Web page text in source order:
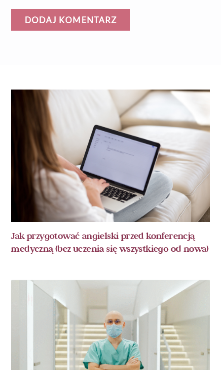
Jak przygotować angielski przed konferencją
medyczną (bez uczenia się wszystkiego od nowa)